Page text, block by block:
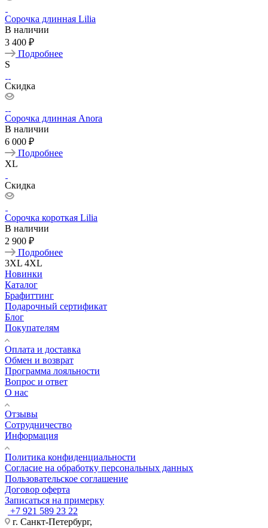
Сорочка длинная Lilia
В наличии
3 400 ₽
Подробнее
S
Скидка
Сорочка длинная Anora
В наличии
6 000 ₽
Подробнее
XL
Скидка
Сорочка короткая Lilia
В наличии
2 900 ₽
Подробнее
3XL 4XL
Новинки
Каталог
Брафиттинг
Подарочный сертификат
Блог
Покупателям
Оплата и доставка
Обмен и возврат
Программа лояльности
Вопрос и ответ
О нас
Отзывы
Сотрудничество
Информация
Политика конфиденциальности
Согласие на обработку персональных данных
Пользовательское соглашение
Договор оферта
Записаться на примерку
+7 921 589 23 22
г. Санкт-Петербург,